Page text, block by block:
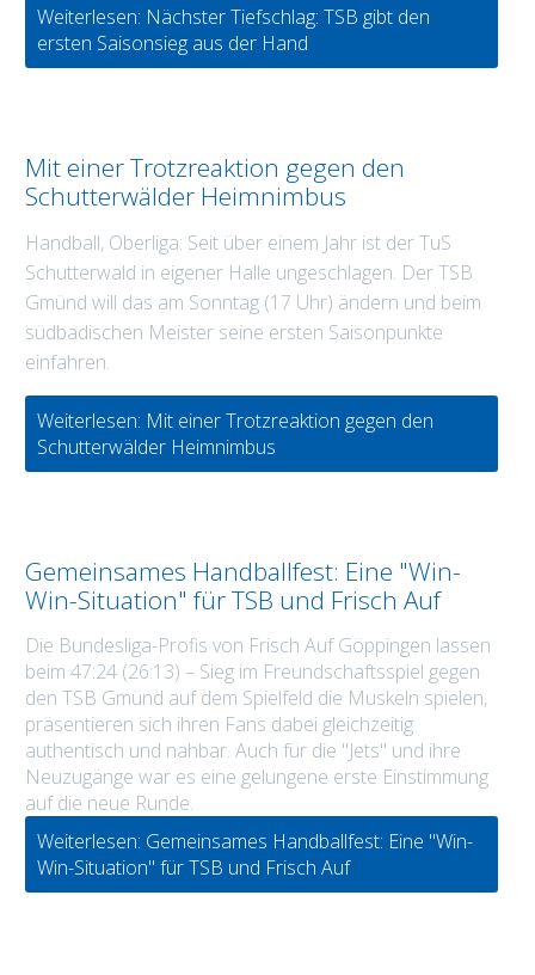
Weiterlesen: Nächster Tiefschlag: TSB gibt den
ersten Saisonsieg aus der Hand
Mit einer Trotzreaktion gegen den
Schutterwälder Heimnimbus
Handball, Oberliga: Seit über einem Jahr ist der TuS
Schutterwald in eigener Halle ungeschlagen. Der TSB
Gmünd will das am Sonntag (17 Uhr) ändern und beim
südbadischen Meister seine ersten Saisonpunkte
einfahren.
Weiterlesen: Mit einer Trotzreaktion gegen den
Schutterwälder Heimnimbus
Gemeinsames Handballfest: Eine "Win-
Win-Situation" für TSB und Frisch Auf
Die Bundesliga-Profis von Frisch Auf Göppingen lassen
beim 47:24 (26:13) – Sieg im Freundschaftsspiel gegen
den TSB Gmünd auf dem Spielfeld die Muskeln spielen,
präsentieren sich ihren Fans dabei gleichzeitig
authentisch und nahbar. Auch für die "Jets" und ihre
Neuzugänge war es eine gelungene erste Einstimmung
auf die neue Runde.
Weiterlesen: Gemeinsames Handballfest: Eine "Win-
Win-Situation" für TSB und Frisch Auf